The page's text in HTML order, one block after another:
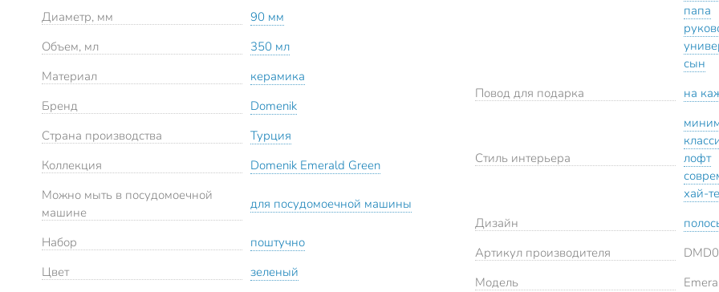
Диаметр, мм
90 мм
Объем, мл
350 мл
Материал
керамика
Бренд
Domenik
Страна производства
Турция
Коллекция
Domenik Emerald Green
Можно мыть в посудомоечной
машине
для посудомоечной машины
Набор
поштучно
Цвет
зеленый
папа
сын
Повод для подарка
на
Стиль интерьера
лофт
хай-
Дизайн
Артикул производителя
Модель